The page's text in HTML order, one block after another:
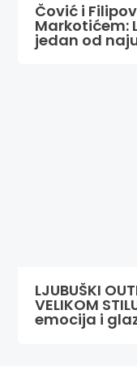
Čović i
Markotićem:
jedan od
LJUBUŠKI
VELIKOM
emocija i